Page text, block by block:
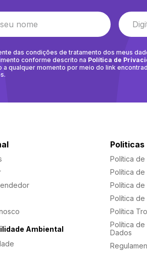
das condições de tratamento dos meus
conforme descrito na Política de
a qualquer momento por meio do link
Ambiental
Politicas
Política de
Política de
Política de
Política de
Política
Política
Dados